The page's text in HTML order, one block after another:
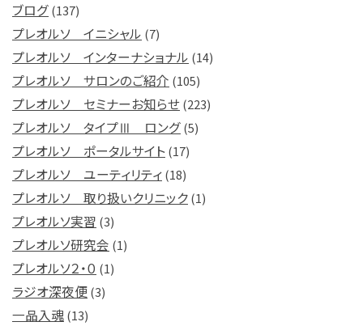
ブログ(137)
プレオルソ イニシャル (7)
プレオルソ インターナショナル (14)
プレオルソ サロンのご紹介 (105)
プレオルソ セミナーお知らせ(223)
プレオルソ タイプⅢ ロング(5)
プレオルソ ポータルサイト(17)
プレオルソ ユーティリティ(18)
プレオルソ 取り扱いクリニック(1)
プレオルソ実習 (3)
プレオルソ研究会 (1)
プレオルソ２・０ (1)
ラジオ深夜便(3)
一品入魂(13)